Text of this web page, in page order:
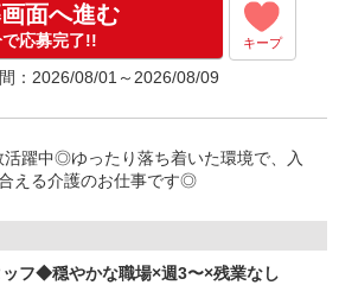
面へ進む
で応募完了!! キープ
：2026/08/01～2026/08/09
躍中◎ゆったり落ち着いた環境で、入
える介護のお仕事です◎
フ◆穏やかな職場×週3〜×残業なし